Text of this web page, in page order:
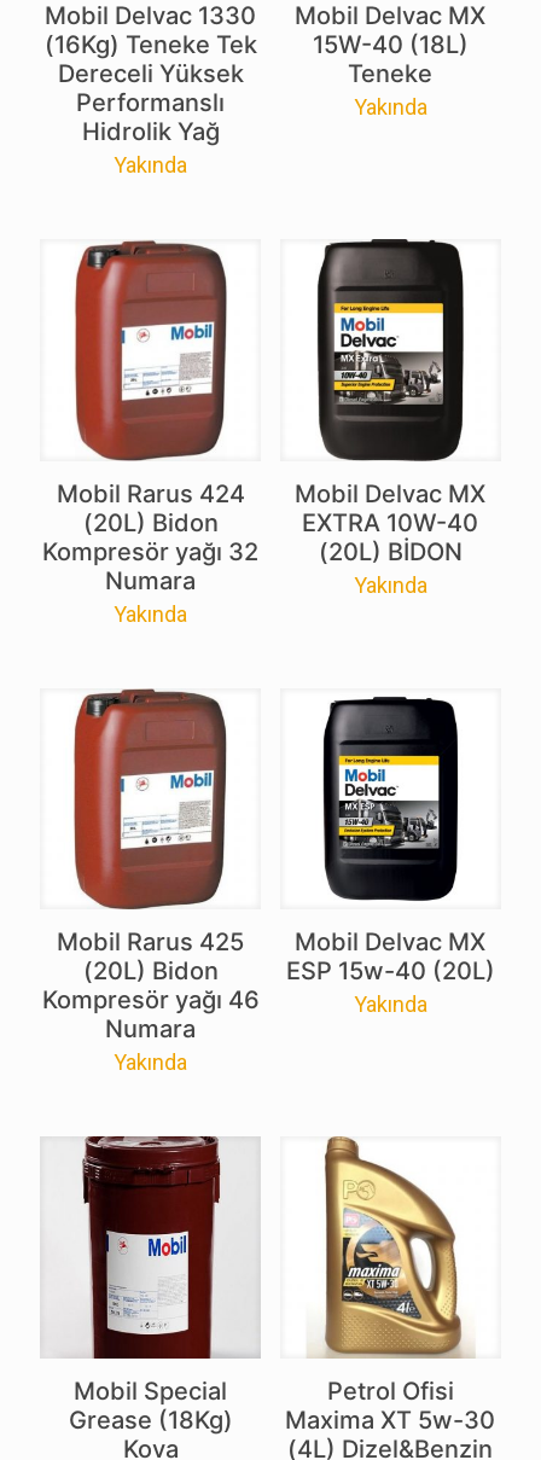
Mobil Delvac 1330
(16Kg) Teneke Tek
Dereceli Yüksek
Performanslı
Hidrolik Yağ
Yakında
Mobil Delvac MX
15W-40 (18L)
Teneke
Yakında
Mobil Rarus 424
(20L) Bidon
Kompresör yağı 32
Numara
Yakında
Mobil Delvac MX
EXTRA 10W-40
(20L) BİDON
Yakında
Mobil Rarus 425
(20L) Bidon
Kompresör yağı 46
Numara
Yakında
Mobil Delvac MX
ESP 15w-40 (20L)
Yakında
Mobil Special
Grease (18Kg)
Kova
Petrol Ofisi
Maxima XT 5w-30
(4L) Dizel&Benzin